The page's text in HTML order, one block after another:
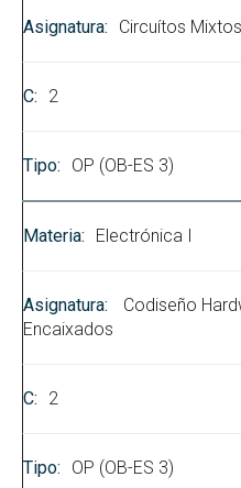
Circuítos
2
OP (OB-ES 3)
Electrónica I
Codiseño
Encaixados
2
OP (OB-ES 3)